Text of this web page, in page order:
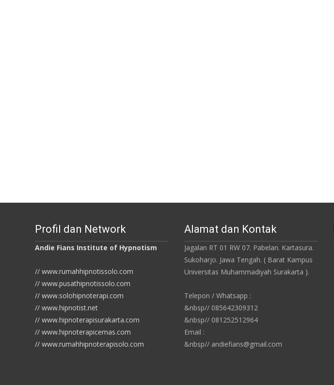
Profil dan Network
Andie Fians Institute of Hypnotism
// www.rumahhipnotissolo.com
// www.pusathipnotissolo.com
// www.solohipnoterapi.com
// www.hipnotist.net
// www.hipnoterapisurakarta.com
// www.hipnoterapicemas.com
// www.rumahhipnoterapisolo.com
Alamat dan Kontak
Jagalan RT 01 RW 07. Pabelan. Kartasura.
Sukoharjo. Jawa Tengah. ( Barat Kampus
Universitas Muhammadiyah Surakarta ).
Telepon / Whatsapp :
&nbsp// 085642309312
&nbsp// 081252512964
Email :
&nbsp// andiefians@gmail.com